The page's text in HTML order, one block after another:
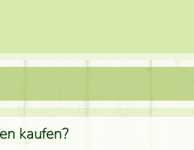
kaufen?